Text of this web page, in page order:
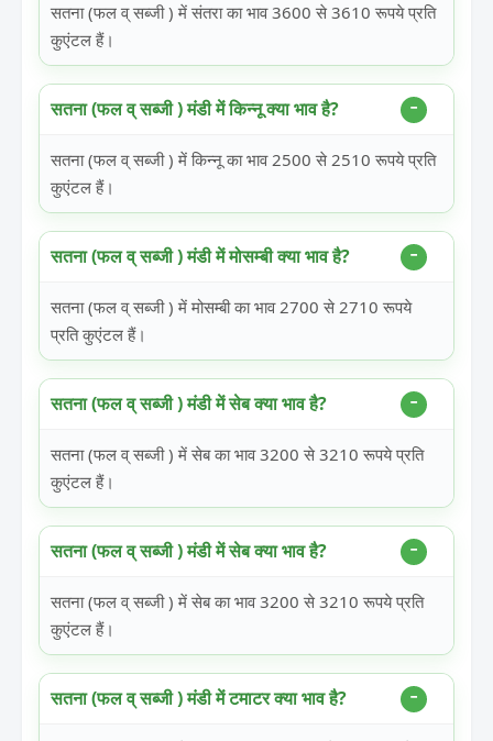
सतना (फल व् सब्जी ) में संतरा का भाव 3600 से 3610 रूपये प्रति
कुएंटल हैं।
सतना (फल व् सब्जी ) मंडी में किन्नू क्या भाव है?
सतना (फल व् सब्जी ) में किन्नू का भाव 2500 से 2510 रूपये प्रति
कुएंटल हैं।
सतना (फल व् सब्जी ) मंडी में मोसम्बी क्या भाव है?
सतना (फल व् सब्जी ) में मोसम्बी का भाव 2700 से 2710 रूपये
प्रति कुएंटल हैं।
सतना (फल व् सब्जी ) मंडी में सेब क्या भाव है?
सतना (फल व् सब्जी ) में सेब का भाव 3200 से 3210 रूपये प्रति
कुएंटल हैं।
सतना (फल व् सब्जी ) मंडी में सेब क्या भाव है?
सतना (फल व् सब्जी ) में सेब का भाव 3200 से 3210 रूपये प्रति
कुएंटल हैं।
सतना (फल व् सब्जी ) मंडी में टमाटर क्या भाव है?